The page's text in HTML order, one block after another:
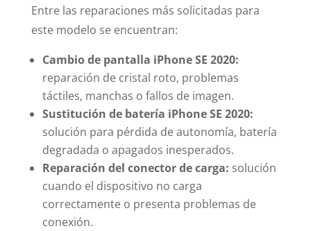
Entre las reparaciones más solicitadas para
este modelo se encuentran:
Cambio de pantalla iPhone SE 2020:
reparación de cristal roto, problemas
táctiles, manchas o fallos de imagen.
Sustitución de batería iPhone SE 2020:
solución para pérdida de autonomía, batería
degradada o apagados inesperados.
Reparación del conector de carga: solución
cuando el dispositivo no carga
correctamente o presenta problemas de
conexión.